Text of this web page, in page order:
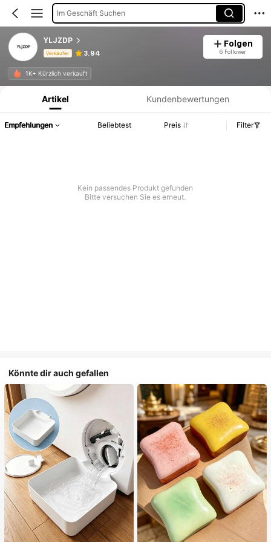
Im Geschäft Suchen
YLJZDP
Verkäufer 3.94
Folgen
6 Follower
1K+ Kürzlich verkauft
Produktinformation: Preisangabe, Verkaufs- und Lagerbestandsdetails.
Artikel Kundenbewertungen
Empfehlungen Beliebtest Preis Filter
Kein passendes Produkt gefunden
Bitte versuchen Sie es erneut.
Könnte dir auch gefallen